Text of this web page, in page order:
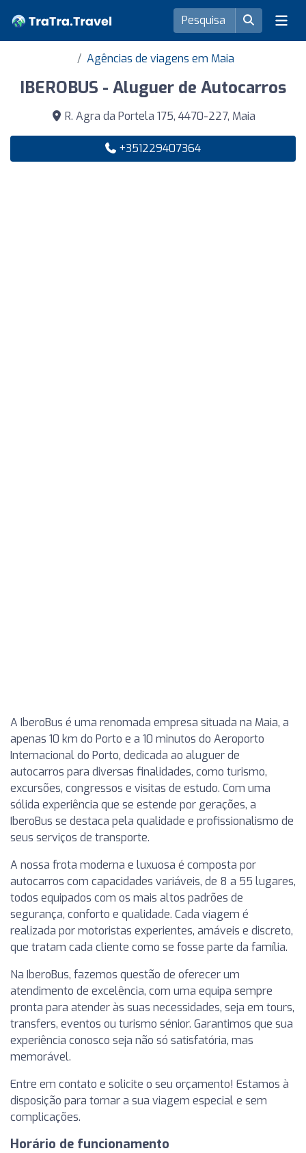
Agências de viagens em Maia
IBEROBUS - Aluguer de Autocarros
R. Agra da Portela 175, 4470-227, Maia
+351229407364
A IberoBus é uma renomada empresa situada na Maia, a
apenas 10 km do Porto e a 10 minutos do Aeroporto
Internacional do Porto, dedicada ao aluguer de
autocarros para diversas finalidades, como turismo,
excursões, congressos e visitas de estudo. Com uma
sólida experiência que se estende por gerações, a
IberoBus se destaca pela qualidade e profissionalismo de
seus serviços de transporte.
A nossa frota moderna e luxuosa é composta por
autocarros com capacidades variáveis, de 8 a 55 lugares,
todos equipados com os mais altos padrões de
segurança, conforto e qualidade. Cada viagem é
realizada por motoristas experientes, amáveis e discreto,
que tratam cada cliente como se fosse parte da família.
Na IberoBus, fazemos questão de oferecer um
atendimento de excelência, com uma equipa sempre
pronta para atender às suas necessidades, seja em tours,
transfers, eventos ou turismo sénior. Garantimos que sua
experiência conosco seja não só satisfatória, mas
memorável.
Entre em contato e solicite o seu orçamento! Estamos à
disposição para tornar a sua viagem especial e sem
complicações.
Horário de funcionamento